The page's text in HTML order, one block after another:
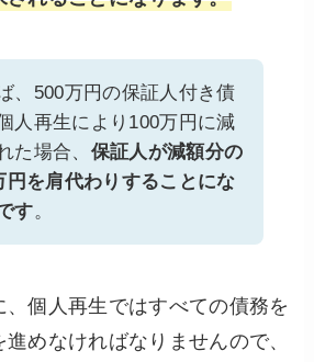
、500万円の保証人付き債
人再生により100万円に減
た場合、 保証人が減額分の
円を肩代わりすることにな
す。
個人再生ではすべての債務を
めなければなりませんので、